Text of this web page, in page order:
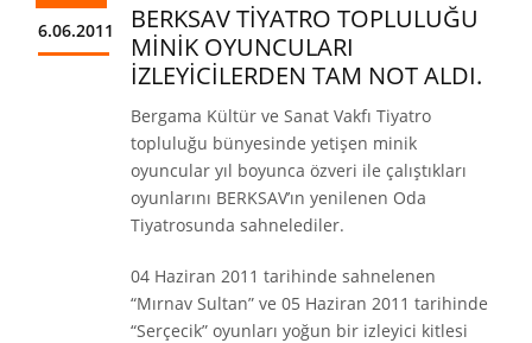
6.06.2011
BERKSAV TİYATRO TOPLULUĞU
MİNİK OYUNCULARI
İZLEYİCİLERDEN TAM NOT ALDI.
Bergama Kültür ve Sanat Vakfı Tiyatro
topluluğu bünyesinde yetişen minik
oyuncular yıl boyunca özveri ile çalıştıkları
oyunlarını BERKSAV’ın yenilenen Oda
Tiyatrosunda sahnelediler.
04 Haziran 2011 tarihinde sahnelenen
“Mırnav Sultan” ve 05 Haziran 2011 tarihinde
“Serçecik” oyunları yoğun bir izleyici kitlesi